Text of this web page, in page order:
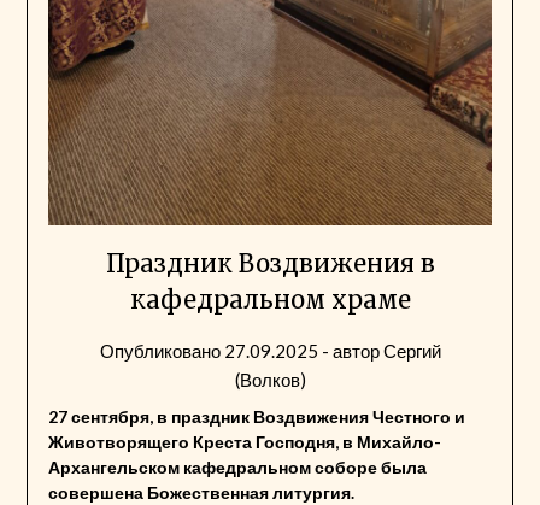
Праздник Воздвижения в
кафедральном храме
Опубликовано 27.09.2025 - авторСергий
(Волков)
27 сентября, в праздник Воздвижения Честного и
Животворящего Креста Господня, в Михайло-
Архангельском кафедральном соборе была
совершена Божественная литургия.